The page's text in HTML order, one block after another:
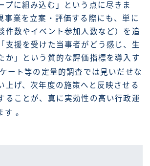
プに組み込む」という点に尽きま
事業を立案・評価する際にも、単に
件数やイベント参加人数など）を追
支援を受けた当事者がどう感じ、生
か」という質的な評価指標を導入す
ート等の定量的調査では見いだせな
上げ、次年度の施策へと反映させる
ることが、真に実効性の高い行政運
す 。